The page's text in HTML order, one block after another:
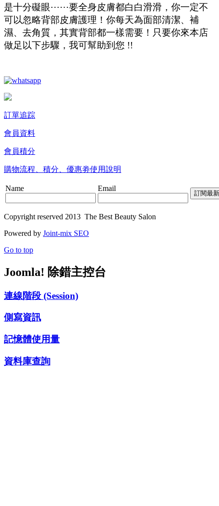
是十分礙眼⋯⋯要全身皮膚都白白滑滑，你一定不
可以忽略背部皮膚護理！你每天為面部清潔、補
濕、去角質，其實背部都一樣需要！只要你來本店
做足以下步驟，我可幫助到您 !!
訂單追踪
會員資料
會員積分
購物流程、積分、優惠劵使用說明
Name Email
Copyright reserved 2013 The Best Beauty Salon
Powered by Joint-mix SEO
Go to top
Joomla! 除錯主控台
連線階段 (Session)
側寫資訊
記憶體使用量
資料庫查詢